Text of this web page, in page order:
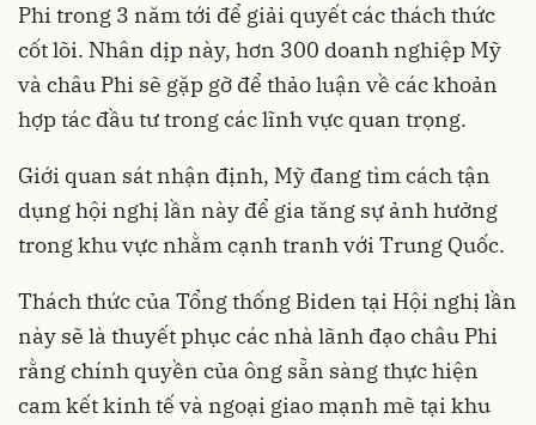
Phi trong 3 năm tới để giải quyết các thách thức
cốt lõi. Nhân dịp này, hơn 300 doanh nghiệp Mỹ
và châu Phi sẽ gặp gỡ để thảo luận về các khoản
hợp tác đầu tư trong các lĩnh vực quan trọng.
Giới quan sát nhận định, Mỹ đang tìm cách tận
dụng hội nghị lần này để gia tăng sự ảnh hưởng
trong khu vực nhằm cạnh tranh với Trung Quốc.
Thách thức của Tổng thống Biden tại Hội nghị lần
này sẽ là thuyết phục các nhà lãnh đạo châu Phi
rằng chính quyền của ông sẵn sàng thực hiện
cam kết kinh tế và ngoại giao mạnh mẽ tại khu